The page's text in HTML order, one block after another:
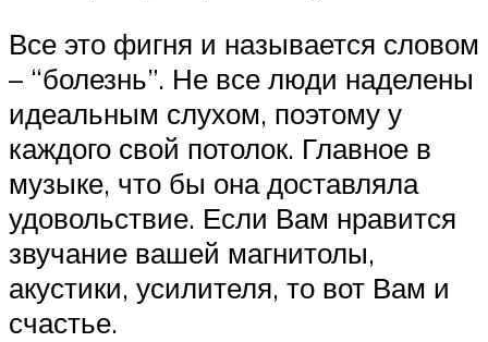
Все это фигня и называется словом
– “болезнь”. Не все люди наделены
идеальным слухом, поэтому у
каждого свой потолок. Главное в
музыке, что бы она доставляла
удовольствие. Если Вам нравится
звучание вашей магнитолы,
акустики, усилителя, то вот Вам и
счастье.